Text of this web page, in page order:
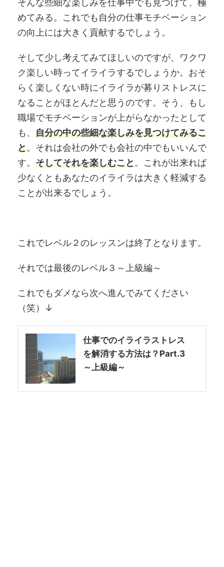
めてみる。これでも自分の仕事モチベーション
の向上には大きく貢献するでしょう。
そして少し考えてみてほしいのですが、ワクワ
ク楽しい時ってイライラするでしょうか。おそ
らく楽しくない時にイライラが募りストレスに
なることがほとんだと思うのです。そう、もし
職場でモチベーションが上がらなかったとして
も、 自分の中の些細な楽しみを見つけてみるこ
と。それは会社の外でも会社の中でもいいんで
す。 そしてそれを楽しむこと。これが出来れば
少なくともあなたのイライラは大きく軽減する
ことが出来るでしょう。
これでレベル２のレッスンは終了となります。
それでは最後のレベル３～上級編～
これでもダメなら次へ進んでみてください
（笑）↓
仕事でのイライラストレス
を解消する方法は？Part.3
～上級編～